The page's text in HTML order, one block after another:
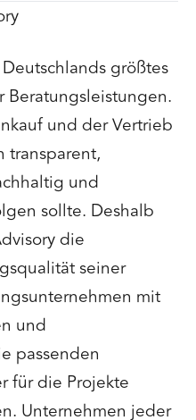
größtes
Beratungsleistungen.
und der Vertrieb
transparent,
und
sollte. Deshalb
die
seiner
mit
und
passenden
für die Projekte
Unternehmen jeder